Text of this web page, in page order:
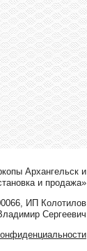
Архангельск и
и продажа»
ИП Колотилов
Сергеевич